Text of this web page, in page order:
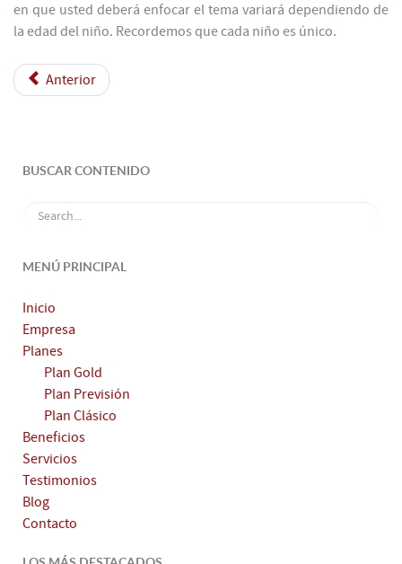
en que usted deberá enfocar el tema variará dependiendo de
la edad del niño. Recordemos que cada niño es único.
Anterior
BUSCAR CONTENIDO
MENÚ PRINCIPAL
Inicio
Empresa
Planes
Plan Gold
Plan Previsión
Plan Clásico
Beneficios
Servicios
Testimonios
Blog
Contacto